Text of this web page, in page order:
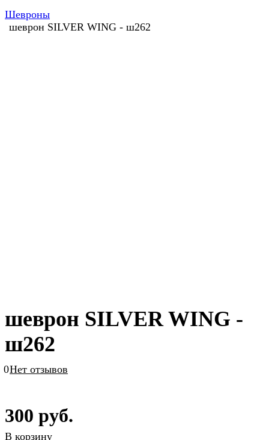
Шевроны
шеврон SILVER WING - ш262
шеврон SILVER WING -
ш262
0Нет отзывов
300 руб.
В корзину